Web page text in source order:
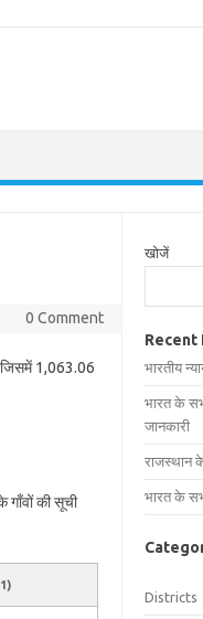
0 Comment
जिसमें 1,063.06
की सूची
खोजें
Recent
भारतीय
भारत के
जानकारी
राजस्थान
भारत के
Districts